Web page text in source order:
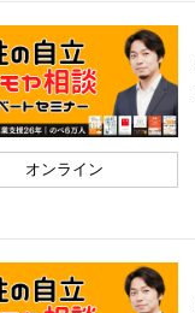
オンライン